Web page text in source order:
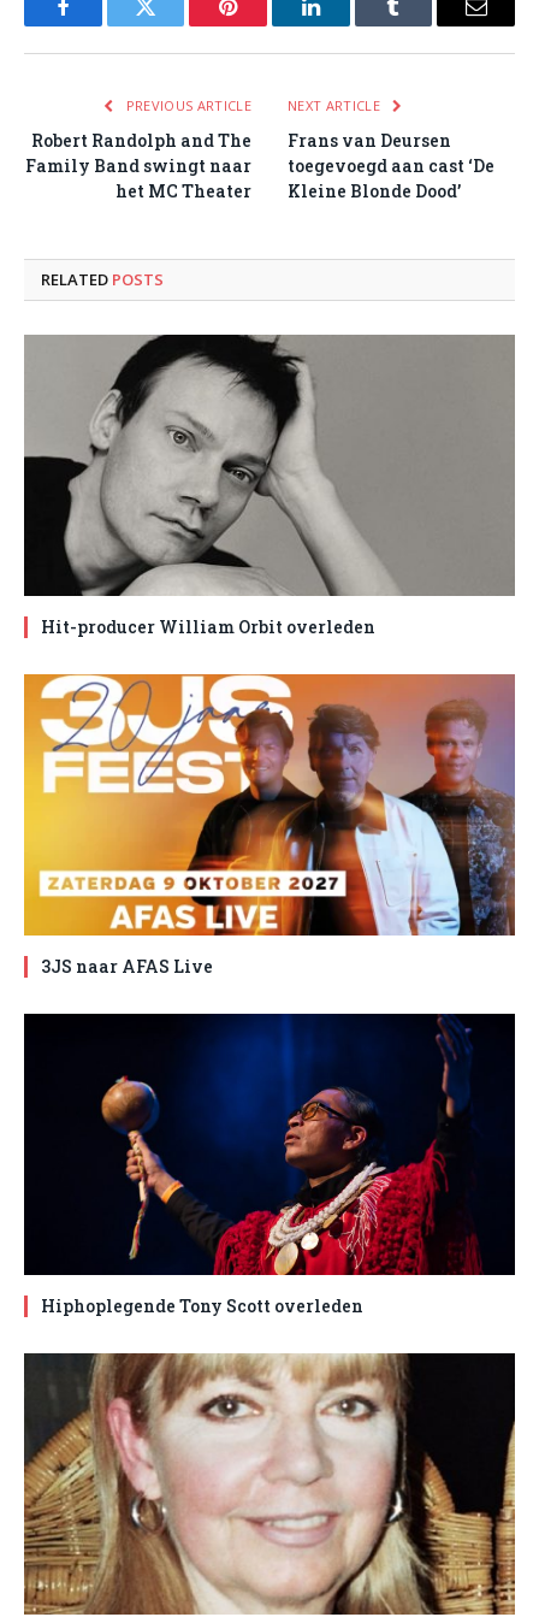
FacebookTwitter Pinterest LinkedInTumblr Email
PREVIOUS ARTICLE
Robert Randolph and The
Family Band swingt naar
het MC Theater
NEXT ARTICLE
Frans van Deursen
toegevoegd aan cast ‘De
Kleine Blonde Dood’
RELATED POSTS
Hit-producer William Orbit overleden
3JS naar AFAS Live
Hiphoplegende Tony Scott overleden